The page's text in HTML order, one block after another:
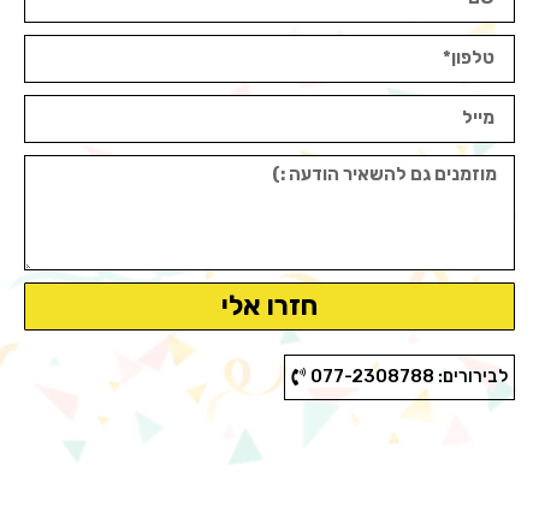
חזרו אלי
לבירורים: 077-2308788